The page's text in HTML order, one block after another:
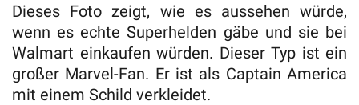
Dieses Foto zeigt, wie es aussehen würde,
wenn es echte Superhelden gäbe und sie bei
Walmart einkaufen würden. Dieser Typ ist ein
großer Marvel-Fan. Er ist als Captain America
mit einem Schild verkleidet.